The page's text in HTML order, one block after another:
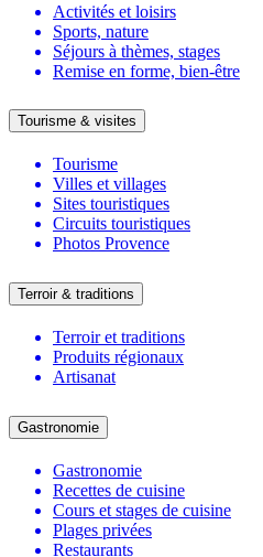
Activités et loisirs
Sports, nature
Séjours à thèmes, stages
Remise en forme, bien-être
Tourisme & visites
Tourisme
Villes et villages
Sites touristiques
Circuits touristiques
Photos Provence
Terroir & traditions
Terroir et traditions
Produits régionaux
Artisanat
Gastronomie
Gastronomie
Recettes de cuisine
Cours et stages de cuisine
Plages privées
Restaurants